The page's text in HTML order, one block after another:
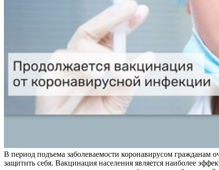
В период подъема заболеваемости коронавирусом гражданам
защитить себя. Вакцинация населения является наиболее